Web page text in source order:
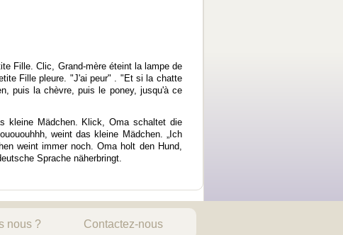
Fille. Clic, Grand-mère éteint la lampe de
Fille pleure. "J'ai peur" . "Et si la chatte
puis la chèvre, puis le poney, jusqu'à ce
kleine Mädchen. Klick, Oma schaltet die
weint das kleine Mädchen. „Ich
weint immer noch. Oma holt den Hund,
Sprache näherbringt.
nous ? Contactez-nous